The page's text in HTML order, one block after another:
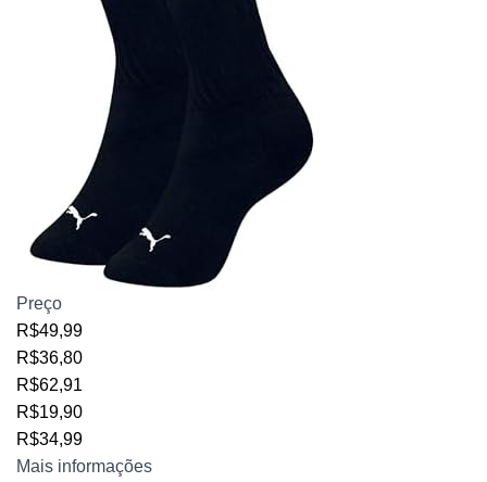
Preço
R$49,99
R$36,80
R$62,91
R$19,90
R$34,99
Mais informações